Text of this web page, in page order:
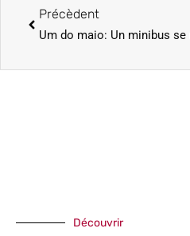
Précèdent
Um do maio: Un minibus
Découvrir